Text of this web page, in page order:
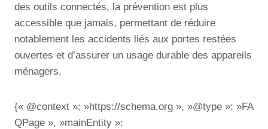
des outils connectés, la prévention est plus
accessible que jamais, permettant de réduire
notablement les accidents liés aux portes restées
ouvertes et d’assurer un usage durable des appareils
ménagers.
{« @context »: »https://schema.org », »@type »: »FA
QPage », »mainEntity »: